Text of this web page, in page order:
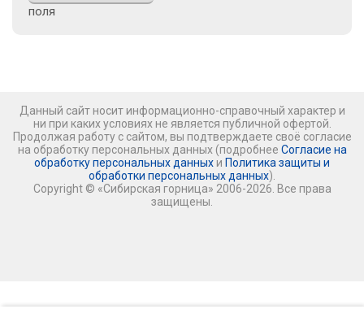
поля
Данный сайт носит информационно-справочный характер и
ни при каких условиях не является публичной офертой.
Продолжая работу с сайтом, вы подтверждаете своё согласие
на обработку персональных данных (подробнее Согласие на
обработку персональных данных и Политика защиты и
обработки персональных данных).
Copyright © «Сибирская горница» 2006-2026. Все права
защищены.